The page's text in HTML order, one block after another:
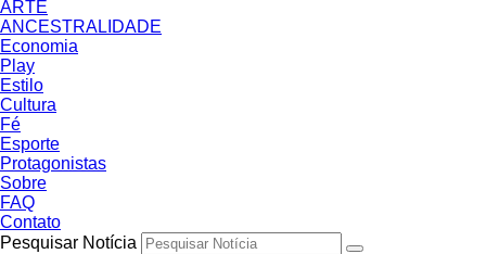
ARTE
ANCESTRALIDADE
Economia
Play
Estilo
Cultura
Fé
Esporte
Protagonistas
Sobre
FAQ
Contato
Pesquisar Notícia